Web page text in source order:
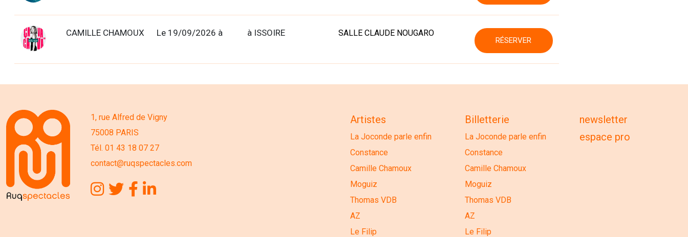
CAMILLE CHAMOUX Le 19/09/2026 à à ISSOIRE SALLE CLAUDE NOUGARO
RÉSERVER
1, rue Alfred de Vigny
75008 PARIS
Tél. 01 43 18 07 27
contact@ruqspectacles.com
Artistes
La Joconde parle enfin
Constance
Camille Chamoux
Moguiz
Thomas VDB
AZ
Le Filip
Billetterie
La Joconde parle enfin
Constance
Camille Chamoux
Moguiz
Thomas VDB
AZ
Le Filip
newsletter
espace pro